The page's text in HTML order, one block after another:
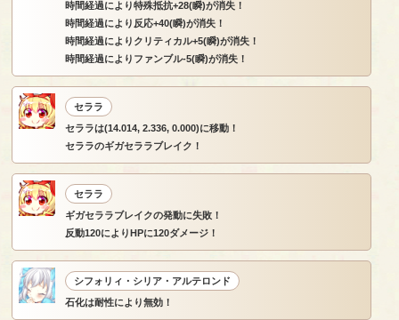
時間経過により特殊抵抗+28(瞬)が消失！
時間経過により反応+40(瞬)が消失！
時間経過によりクリティカル+5(瞬)が消失！
時間経過によりファンブル-5(瞬)が消失！
セララ
セララは(14.014, 2.336, 0.000)に移動！
セララのギガセララブレイク！
セララ
ギガセララブレイクの発動に失敗！
反動120によりHPに120ダメージ！
シフォリィ・シリア・アルテロンド
石化は耐性により無効！